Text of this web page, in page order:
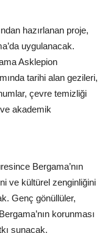
hazırlanan proje,
uygulanacak.
Asklepion
tarihi alan gezileri,
çevre temizliği
akademik
Bergama’nın
ve kültürel zenginliğini
Genç gönüllüler,
korunması
sunacak.